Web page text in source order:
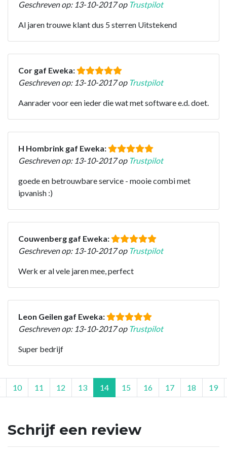
Geschreven op: 13-10-2017 op Trustpilot
Al jaren trouwe klant dus 5 sterren Uitstekend
Cor gaf Eweka:
Geschreven op: 13-10-2017 op Trustpilot
Aanrader voor een ieder die wat met software e.d. doet.
H Hombrink gaf Eweka:
Geschreven op: 13-10-2017 op Trustpilot
goede en betrouwbare service - mooie combi met
ipvanish :)
Couwenberg gaf Eweka:
Geschreven op: 13-10-2017 op Trustpilot
Werk er al vele jaren mee, perfect
Leon Geilen gaf Eweka:
Geschreven op: 13-10-2017 op Trustpilot
Super bedrijf
10 11 12 13 14 15 16 17 18 19
Schrijf een review